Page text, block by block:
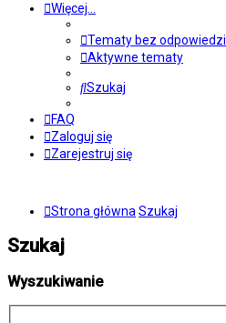
Więcej…
Tematy bez odpowiedzi
Aktywne tematy
Szukaj
FAQ
Zaloguj się
Zarejestruj się
Strona główna Szukaj
Szukaj
Wyszukiwanie